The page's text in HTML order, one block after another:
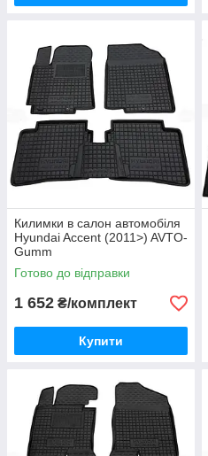
Килимки в салон автомобіля
Hyundai Accent (2011>) AVTO-
Gumm
Готово до відправки
1 652 ₴/комплект
Купити